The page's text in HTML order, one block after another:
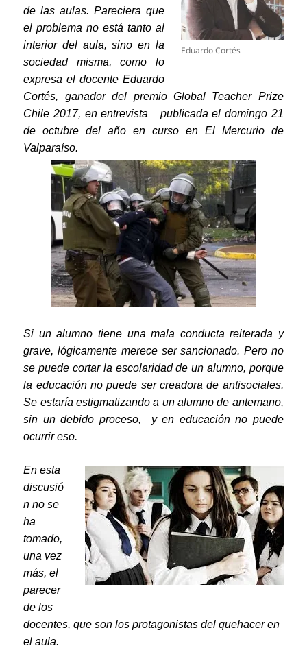
Eduardo Cortés
de las aulas. Pareciera que
el problema no está tanto al
interior del aula, sino en la
sociedad misma, como lo
expresa el docente Eduardo
Cortés, ganador del premio Global Teacher Prize
Chile 2017, en entrevista publicada el domingo 21
de octubre del año en curso en El Mercurio de
Valparaíso.
Si un alumno tiene una mala conducta reiterada y
grave, lógicamente merece ser sancionado. Pero no
se puede cortar la escolaridad de un alumno, porque
la educación no puede ser creadora de antisociales.
Se estaría estigmatizando a un alumno de antemano,
sin un debido proceso, y en educación no puede
ocurrir eso.
En esta
discusió
n no se
ha
tomado,
una vez
más, el
parecer
de los
docentes, que son los protagonistas del quehacer en
el aula.